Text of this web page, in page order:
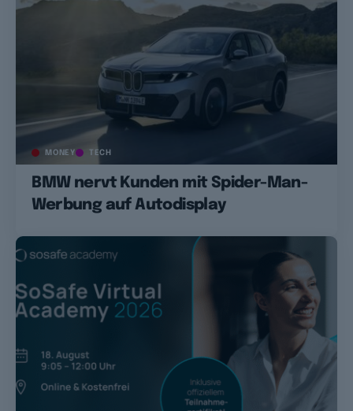
MONEY TECH
BMW nervt Kunden mit Spider-Man-
Werbung auf Autodisplay